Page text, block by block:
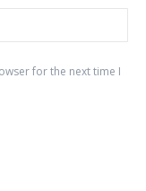
for the next time I